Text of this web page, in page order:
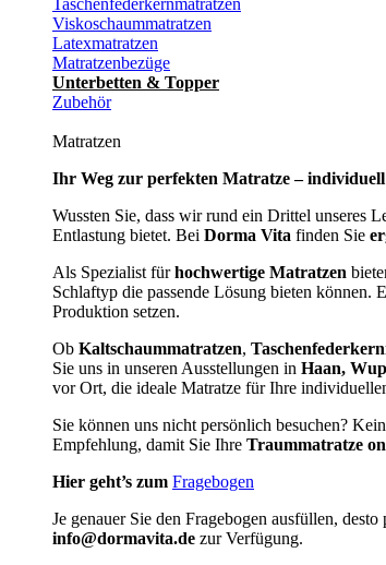
Taschenfederkernmatratzen
Viskoschaummatratzen
Latexmatratzen
Matratzenbezüge
Unterbetten & Topper
Zubehör
Matratzen
Ihr Weg zur perfekten Matratze –
Wussten Sie, dass wir rund ein Drittel unseres
Entlastung bietet. Bei Dorma Vita finden Sie
Als Spezialist fürhochwertige Matratzen
Schlaftyp die passende Lösung bieten können.
Produktion setzen.
Ob Kaltschaummatratzen,
Sie uns in unseren Ausstellungen in Haan,
vor Ort, die ideale Matratze für Ihre
Sie können uns nicht persönlich besuchen?
Empfehlung, damit Sie Ihre Traummatratze
Hier geht’s zum Fragebogen
Je genauer Sie den Fragebogen ausfüllen,
info@dormavita.de zur Verfügung.